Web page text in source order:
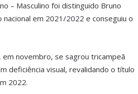
– Masculino foi distinguido Bruno
em 2021/2022 e conseguiu o
em novembro, se sagrou tricampeã
deficiência visual, revalidando o título
2022.